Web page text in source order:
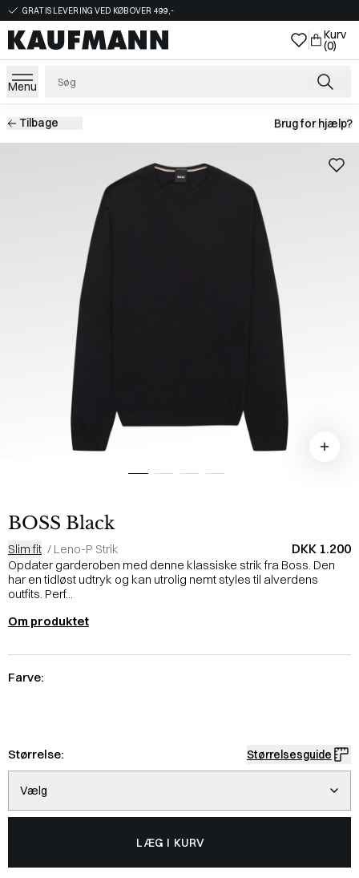
GRATIS LEVERING VED KØB OVER 499,-
Kurv
(0)
Menu
Tilbage Brug for hjælp?
BOSS Black
Slim fit / Leno-P Strik DKK 1.200
Opdater garderoben med denne klassiske strik fra Boss. Den
har en tidløst udtryk og kan utrolig nemt styles til alverdens
outfits. Perf...
Om produktet
Farve:
Størrelse: Størrelsesguide
Vælg
LÆG I KURV